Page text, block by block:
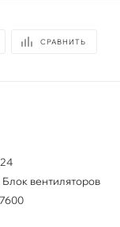
СРАВНИТЬ
Блок вентиляторов
7600